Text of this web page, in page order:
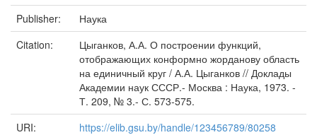
Publisher:
Наука
Citation:
Цыганков, А.А. О построении функций,
отображающих конформно жорданову область
на единичный круг / А.А. Цыганков // Доклады
Академии наук СССР.- Москва : Наука, 1973. -
Т. 209, № 3.- С. 573-575.
URI:
https://elib.gsu.by/handle/123456789/80258